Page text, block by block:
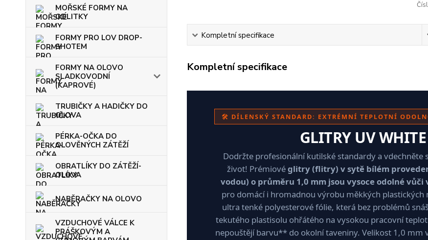
MOŘSKÉ FORMY NA
ODLITKY
FORMY PRO LOV DROP-
SHOTEM
FORMY NA OLOVO
SLADKOVODNÍ
(KAPROVÉ)
TRUBIČKY A HADIČKY DO
OLOVA
PÉRKA-OČKA DO
OLOVĚNÝCH ZÁTĚŽÍ
OBRATLÍKY DO ZÁTĚŽÍ-
OLOVA
NABĚRAČKY NA OLOVO
VZDUCHOVÉ VÁLCE K
PRÁŠKOVÝM A
Kompletní specifikace
Kompletní specifikace
🛠️ DÍLENSKÝ STANDARD: EXTRÉMNÍ TEPLOTNÍ
GLITRY UV
Dodržte profesionální kutilské standardy a
život! Prémiovéglitry (flitry) v sytě bílém
vodou) o průměru 1,0 mm jsou vysoce odolné
pro domácí i hromadnou výrobu měkkých
ultra tenké polyesterové fólie, která bez problémů
tekutého plastisolu ohřátého na vysokou pracovní
nepouštějí barvu** do okolní taveniny. Velikost 1,0